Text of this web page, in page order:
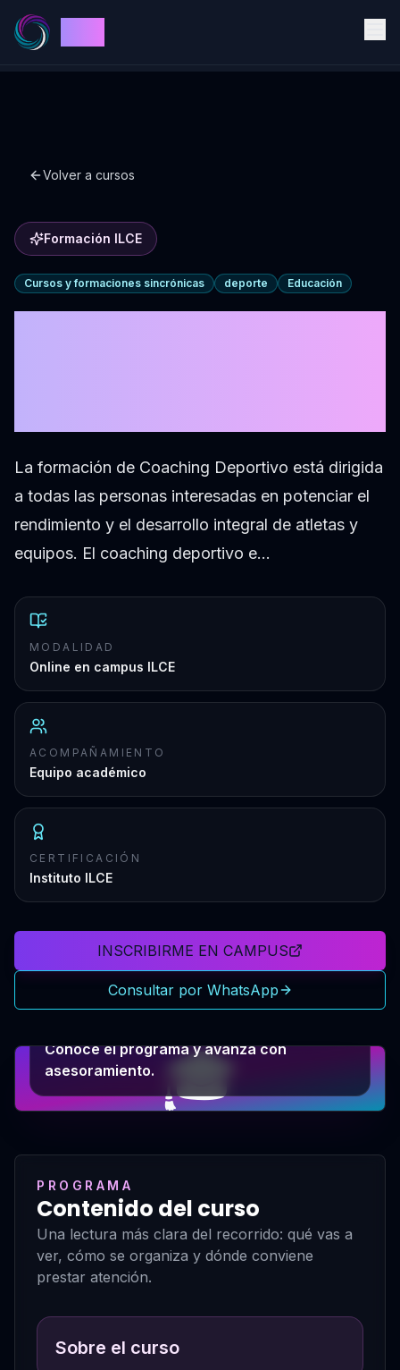
Volver a cursos
Formación ILCE
Cursos y formaciones sincrónicas deporte Educación
La formación de Coaching Deportivo está dirigida
a todas las personas interesadas en potenciar el
rendimiento y el desarrollo integral de atletas y
equipos. El coaching deportivo e…
MODALIDAD
Online en campus ILCE
ACOMPAÑAMIENTO
Equipo académico
CERTIFICACIÓN
Instituto ILCE
INSCRIBIRME EN CAMPUS
Consultar por WhatsApp
🎓
Conocé el programa y avanzá con
asesoramiento.
PROGRAMA
Contenido del curso
Una lectura más clara del recorrido: qué vas a
ver, cómo se organiza y dónde conviene
prestar atención.
Sobre el curso